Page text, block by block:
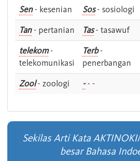
Sen- kesenian Sos- sosiologi
Tan- pertanian Tas- tasawuf
telekom-
telekomunikasi
Terb-
penerbangan
Zool- zoologi -- -
Sekilas Arti Kata
besar Bahasa